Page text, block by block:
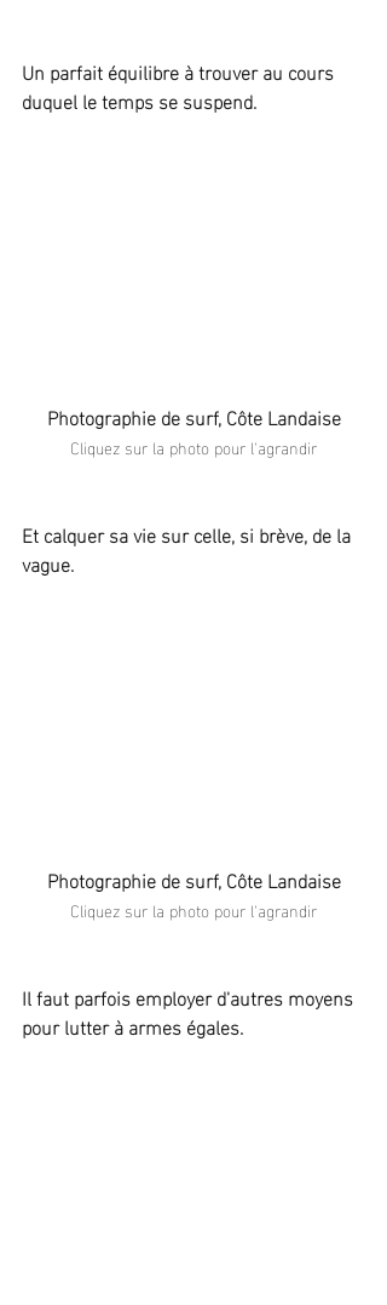
Un parfait équilibre à trouver au cours
duquel le temps se suspend.
Photographie de surf, Côte Landaise
Cliquez sur la photo pour l'agrandir
Et calquer sa vie sur celle, si brève, de la
vague.
Photographie de surf, Côte Landaise
Cliquez sur la photo pour l'agrandir
Il faut parfois employer d'autres moyens
pour lutter à armes égales.